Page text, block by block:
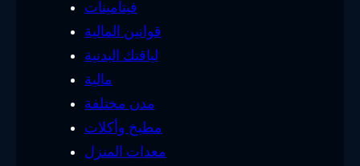
فيتامينات
قوانين المالية
لياقتك البدنية
مالية
مدن مختلفة
مطبخ وأكلات
معدات المنزل